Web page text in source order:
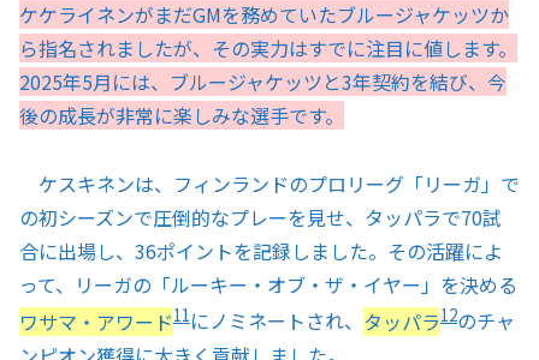
ケケライネンがまだGMを務めていたブルージャケッツか
ら指名されましたが、その実力はすでに注目に値します。
2025年5月には、ブルージャケッツと3年契約を結び、今
後の成長が非常に楽しみな選手です。
ケスキネンは、フィンランドのプロリーグ「リーガ」で
の初シーズンで圧倒的なプレーを見せ、タッパラで70試
合に出場し、36ポイントを記録しました。その活躍によ
って、リーガの「ルーキー・オブ・ザ・イヤー」を決める
ワサマ・アワード11にノミネートされ、 タッパラ12のチャ